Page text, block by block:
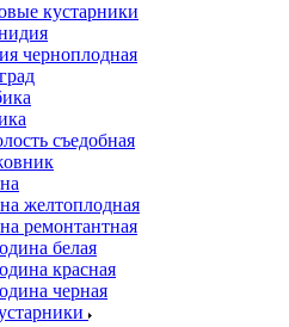
кустарники
черноплодная
съедобная
желтоплодная
ремонтантная
белая
красная
черная